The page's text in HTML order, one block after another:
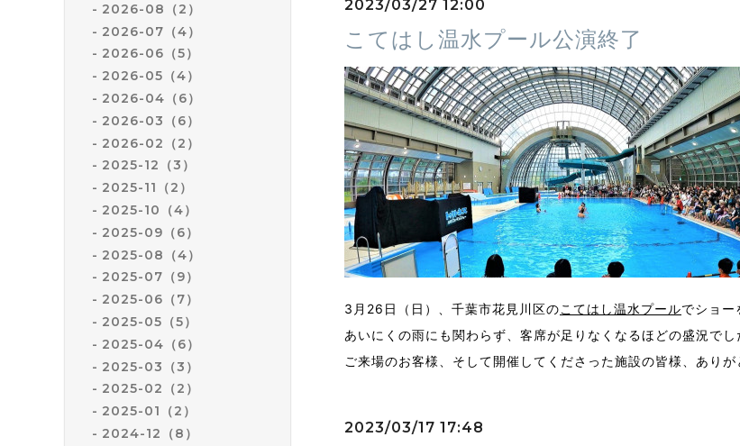
2026-08（2）
2026-07（4）
2026-06（5）
2026-05（4）
2026-04（6）
2026-03（6）
2026-02（2）
2025-12（3）
2025-11（2）
2025-10（4）
2025-09（6）
2025-08（4）
2025-07（9）
2025-06（7）
2025-05（5）
2025-04（6）
2025-03（3）
2025-02（2）
2025-01（2）
2024-12（8）
2023/03/27 12:00
こてはし温水プール公演終了
3月26日（日）、千葉市花見川区のこてはし温水プールでショー
あいにくの雨にも関わらず、客席が足りなくなるほどの盛況でし
ご来場のお客様、そして開催してくださった施設の皆様、ありが
2023/03/17 17:48